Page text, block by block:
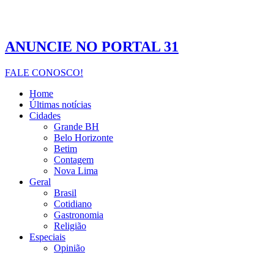
ANUNCIE NO PORTAL 31
FALE CONOSCO!
Home
Últimas notícias
Cidades
Grande BH
Belo Horizonte
Betim
Contagem
Nova Lima
Geral
Brasil
Cotidiano
Gastronomia
Religião
Especiais
Opinião